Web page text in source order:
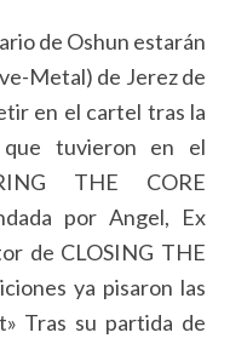
de Oshun estarán
Metal) de Jerez de
en el cartel tras la
que tuvieron en el
THE CORE
por Angel, Ex
de CLOSING THE
ya pisaron las
Tras su partida de